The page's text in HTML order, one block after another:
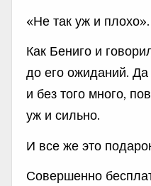
«Не так уж и плохо».
Как Бениго и
до его ожиданий. Да
и без того много,
уж и сильно.
И все же это
Совершенно